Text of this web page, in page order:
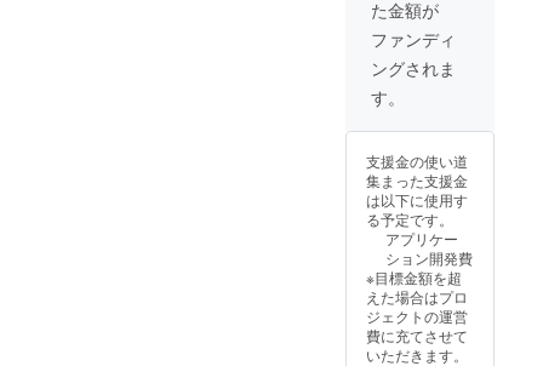
必ず備考欄に掲
載を希望される
お名前をご記入
ください
る限り掲載 ※
チームTシャツの
みデザイン変更
までの間掲載 ・
掲載方法：文字
のみアプリ内、
SNS等、チーム
Tシャツに掲載
・注意事項：支
援時、必ず備考
欄に掲載を希望
されるお名前を
ご記入ください
た金額が
ファンディ
ングされま
す。
支援金の使い道
集まった支援金
は以下に使用す
る予定です。
アプリケー
ション開発費
※目標金額を超
えた場合はプロ
ジェクトの運営
費に充てさせて
いただきます。